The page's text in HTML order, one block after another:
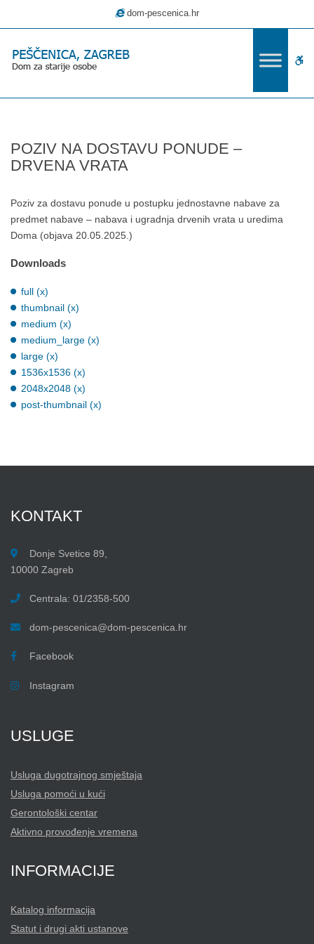
DOSTAVU
PONUDE
dom-pescenica.hr
POZIV NA DOSTAVU PONUDE –
DRVENA VRATA
Poziv za dostavu ponude u postupku jednostavne nabave za
predmet nabave – nabava i ugradnja drvenih vrata u uredima
Doma (objava 20.05.2025.)
Downloads
full (x)
thumbnail (x)
medium (x)
medium_large (x)
large (x)
1536x1536 (x)
2048x2048 (x)
post-thumbnail (x)
KONTAKT
Donje Svetice 89,
10000 Zagreb
Centrala: 01/2358-500
dom-pescenica@dom-pescenica.hr
Facebook
Instagram
USLUGE
Usluga dugotrajnog smještaja
Usluga pomoći u kući
Gerontološki centar
Aktivno provođenje vremena
INFORMACIJE
Katalog informacija
Statut i drugi akti ustanove